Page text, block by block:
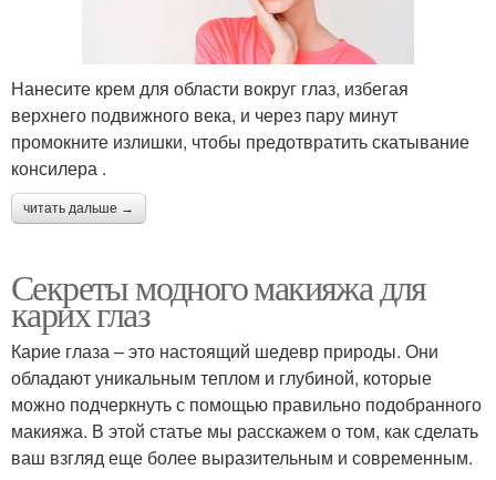
Нанесите крем для области вокруг глаз, избегая
верхнего подвижного века, и через пару минут
промокните излишки, чтобы предотвратить скатывание
консилера .
читать дальше →
Секреты модного макияжа для
карих глаз
Карие глаза – это настоящий шедевр природы. Они
обладают уникальным теплом и глубиной, которые
можно подчеркнуть с помощью правильно подобранного
макияжа. В этой статье мы расскажем о том, как сделать
ваш взгляд еще более выразительным и современным.